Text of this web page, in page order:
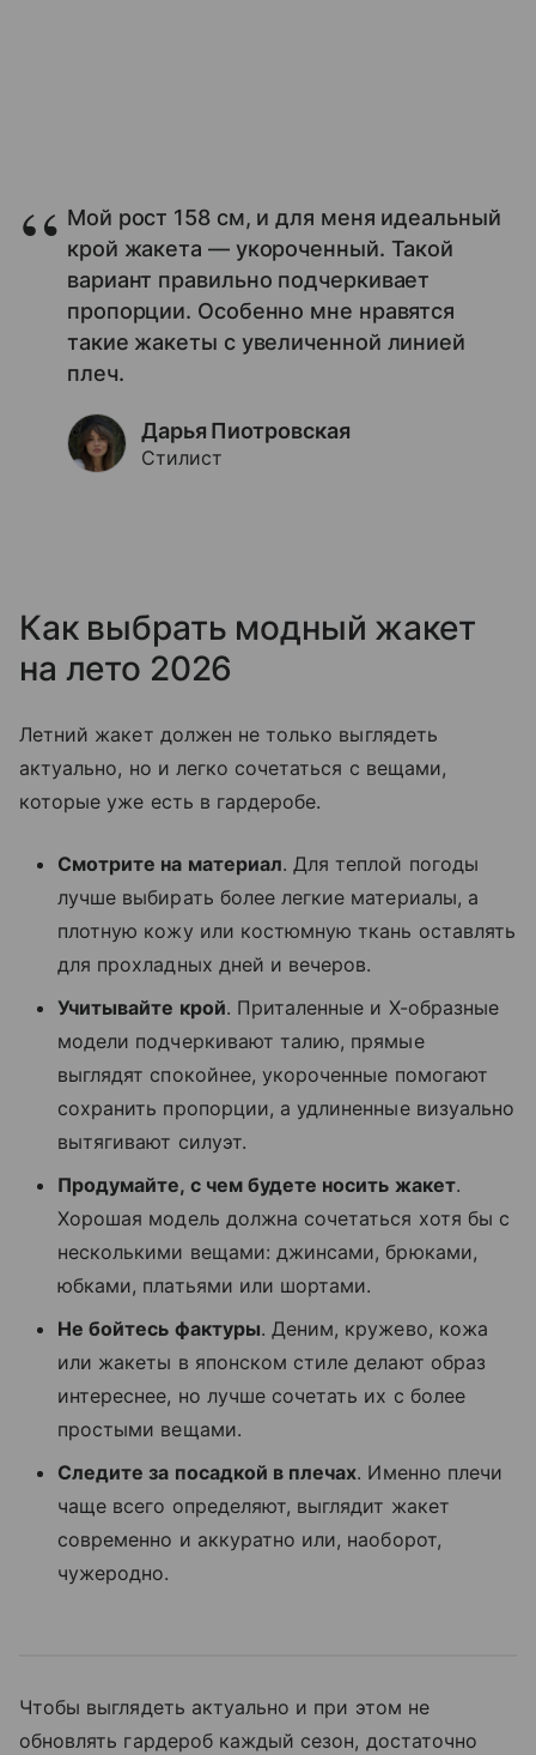
Мой рост 158 см, и для меня идеальный
крой жакета — укороченный. Такой
вариант правильно подчеркивает
пропорции. Особенно мне нравятся
такие жакеты с увеличенной линией
плеч.
Дарья Пиотровская
Стилист
Как выбрать модный жакет
на лето 2026
Летний жакет должен не только выглядеть
актуально, но и легко сочетаться с вещами,
которые уже есть в гардеробе.
Смотрите на материал. Для теплой погоды
лучше выбирать более легкие материалы, а
плотную кожу или костюмную ткань оставлять
для прохладных дней и вечеров.
Учитывайте крой. Приталенные и X-образные
модели подчеркивают талию, прямые
выглядят спокойнее, укороченные помогают
сохранить пропорции, а удлиненные визуально
вытягивают силуэт.
Продумайте, с чем будете носить жакет.
Хорошая модель должна сочетаться хотя бы с
несколькими вещами: джинсами, брюками,
юбками, платьями или шортами.
Не бойтесь фактуры. Деним, кружево, кожа
или жакеты в японском стиле делают образ
интереснее, но лучше сочетать их с более
простыми вещами.
Следите за посадкой в плечах. Именно плечи
чаще всего определяют, выглядит жакет
современно и аккуратно или, наоборот,
чужеродно.
Чтобы выглядеть актуально и при этом не
обновлять гардероб каждый сезон, достаточно